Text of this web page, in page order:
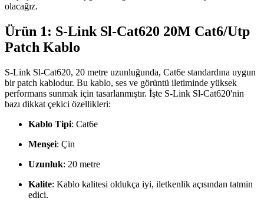
olacağız.
Ürün 1: S-Link Sl-Cat620 20M Cat6/Utp
Patch Kablo
S-Link Sl-Cat620, 20 metre uzunluğunda, Cat6e standardına uygun
bir patch kablodur. Bu kablo, ses ve görüntü iletiminde yüksek
performans sunmak için tasarlanmıştır. İşte S-Link Sl-Cat620'nin
bazı dikkat çekici özellikleri:
Kablo Tipi: Cat6e
Menşei: Çin
Uzunluk: 20 metre
Kalite: Kablo kalitesi oldukça iyi, iletkenlik açısından tatmin
edici.